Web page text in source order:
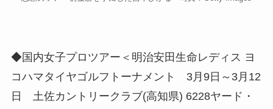
◆国内女子プロツアー＜明治安田生命レディス ヨ
コハマタイヤゴルフトーナメント 3月9日～3月12
日 土佐カントリークラブ(高知県) 6228ヤード・